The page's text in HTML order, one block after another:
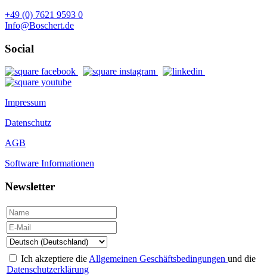
+49 (0) 7621 9593 0
Info@Boschert.de
Social
Impressum
Datenschutz
AGB
Software Informationen
Newsletter
Ich akzeptiere die Allgemeinen Geschäftsbedingungen und die
Datenschutzerklärung